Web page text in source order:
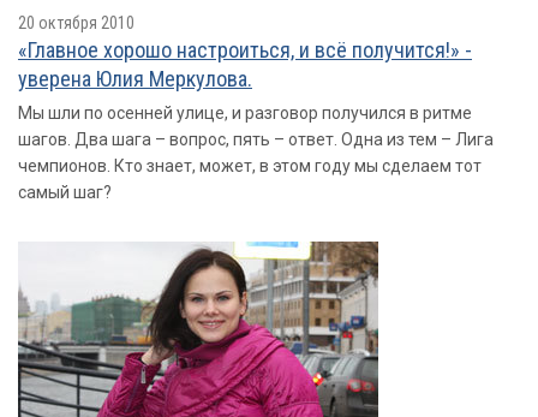
20 октября 2010
«Главное хорошо настроиться, и всё получится!» -
уверена Юлия Меркулова.
Мы шли по осенней улице, и разговор получился в ритме
шагов. Два шага – вопрос, пять – ответ. Одна из тем – Лига
чемпионов. Кто знает, может, в этом году мы сделаем тот
самый шаг?